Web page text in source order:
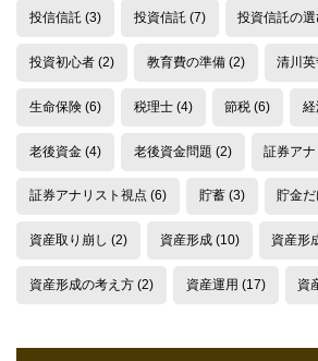
投信信託(3) 投資信託(7) 投資信託の
投資初心者(2) 教育費の準備(2) 清川
生命保険(6) 税理士(4) 節税 (6)
老後資金(4) 老後資金問題 (2) 証券アナ
証券アナリスト視点 (6) 貯蓄(3) 貯金
資産取り崩し (2) 資産形成(10) 資産形
資産形成の考え方(2) 資産運用 (17) 資